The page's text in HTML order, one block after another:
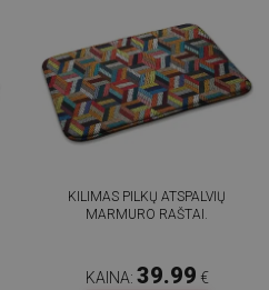
KILIMAS PILKŲ ATSPALVIŲ
MARMURO RAŠTAI.
KAINA: 39.99 €